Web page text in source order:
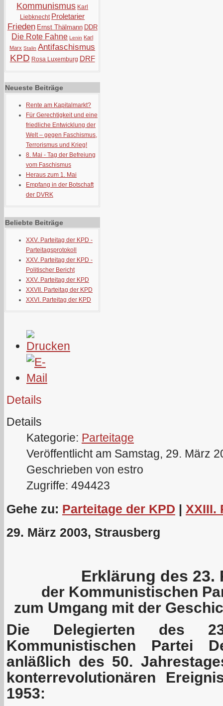
Kommunismus Karl
Liebknecht Proletarier
Frieden Ernst Thälmann DDR
Die Rote Fahne Lenin Karl
Marx Stalin Antifaschismus
KPD Rosa Luxemburg DRF
Neueste Beiträge
Rente am Kapitalmarkt?
Für Gerechtigkeit und eine
friedliche Entwicklung der
Welt – gegen Faschismus,
Terrorismus und Krieg!
8. Mai - Tag der Befreiung
vom Faschismus
Heraus zum 1. Mai
Empfang in der Botschaft
der DVRK
Beliebte Beiträge
XXV. Parteitag der KPD -
Parteitagsprotokoll
XXV. Parteitag der KPD -
Politischer Bericht
XXV. Parteitag der KPD
XXVII. Parteitag der KPD
XXVI. Parteitag der KPD
Details
Details
Kategorie: Parteitage
Veröffentlicht am Samstag, 29. März
Geschrieben von estro
Zugriffe: 494423
Gehe zu: Parteitage der KPD | XXIII.
29. März 2003, Strausberg
Erklärung des 23.
der Kommunistischen
zum Umgang mit der
Die Delegierten des
Kommunistischen Partei
anläßlich des 50.
konterrevolutionären
1953: